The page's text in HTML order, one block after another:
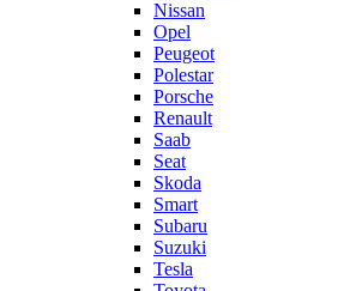
Nissan
Opel
Peugeot
Polestar
Porsche
Renault
Saab
Seat
Skoda
Smart
Subaru
Suzuki
Tesla